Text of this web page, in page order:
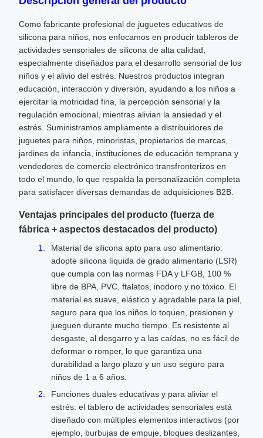
Como fabricante profesional de juguetes educativos de
silicona para niños, nos enfocamos en producir tableros de
actividades sensoriales de silicona de alta calidad,
especialmente diseñados para el desarrollo sensorial de los
niños y el alivio del estrés. Nuestros productos integran
educación, interacción y diversión, ayudando a los niños a
ejercitar la motricidad fina, la percepción sensorial y la
regulación emocional, mientras alivian la ansiedad y el
estrés. Suministramos ampliamente a distribuidores de
juguetes para niños, minoristas, propietarios de marcas,
jardines de infancia, instituciones de educación temprana y
vendedores de comercio electrónico transfronterizos en
todo el mundo, lo que respalda la personalización completa
para satisfacer diversas demandas de adquisiciones B2B.
Ventajas principales del producto (fuerza de
fábrica + aspectos destacados del producto)
Material de silicona apto para uso alimentario:
adopte silicona líquida de grado alimentario (LSR)
que cumpla con las normas FDA y LFGB, 100 %
libre de BPA, PVC, ftalatos, inodoro y no tóxico. El
material es suave, elástico y agradable para la piel,
seguro para que los niños lo toquen, presionen y
jueguen durante mucho tiempo. Es resistente al
desgaste, al desgarro y a las caídas, no es fácil de
deformar o romper, lo que garantiza una
durabilidad a largo plazo y un uso seguro para
niños de 1 a 6 años.
Funciones duales educativas y para aliviar el
estrés: el tablero de actividades sensoriales está
diseñado con múltiples elementos interactivos (por
ejemplo, burbujas de empuje, bloques deslizantes,